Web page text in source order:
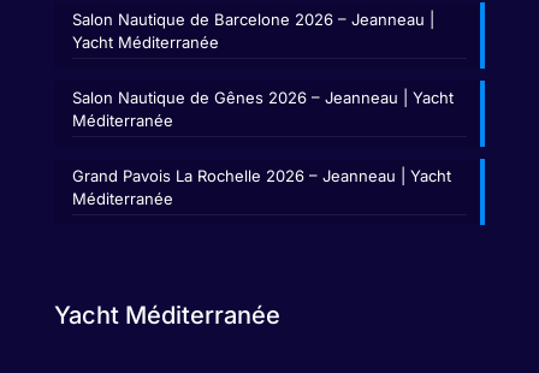
Salon Nautique de Barcelone 2026 – Jeanneau |
Yacht Méditerranée
Salon Nautique de Gênes 2026 – Jeanneau | Yacht
Méditerranée
Grand Pavois La Rochelle 2026 – Jeanneau | Yacht
Méditerranée
Yacht Méditerranée